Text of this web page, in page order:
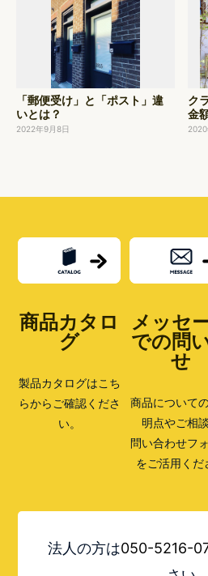
「郵便受け」と「ポスト」違
いとは？
2022年9月8日
ク
金
2020
商品カタロ
グ
製品カタログはこち
らからご確認くださ
い。
メッセ
での問
せ
商品について
明点やご相
問い合わせフ
をご活用くだ
法人の方は050-5216-